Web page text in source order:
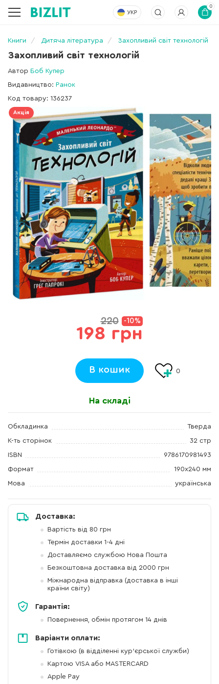
УКР
0
Книги Дитяча література Захопливий світ технологій
Захопливий світ технологій
Автор Боб Купер
Видавництво: Ранок
Код товару: 136237
Акція
220 -10%
198 грн
В кошик 0
На складі
Обкладинка Тверда
К-ть сторінок 32 стр
ISBN 9786170981493
Формат 190х240 мм
Мова українська
Доставка:
Вартість від 80 грн
Термін доставки 1-4 дні
Доставляємо службою Нова Пошта
Безкоштовна доставка від 2000 грн
Міжнародна відправка (доставка в інші
країни світу)
Гарантія:
Повернення, обмін протягом 14 днів
Варіанти оплати:
Готівкою (в відділенні кур'єрської служби)
Картою VISA або MASTERCARD
Apple Pay